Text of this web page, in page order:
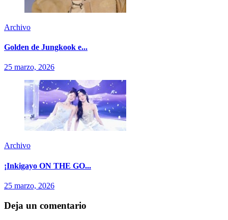
Archivo
Golden de Jungkook e...
25 marzo, 2026
Archivo
¡Inkigayo ON THE GO...
25 marzo, 2026
Deja un comentario